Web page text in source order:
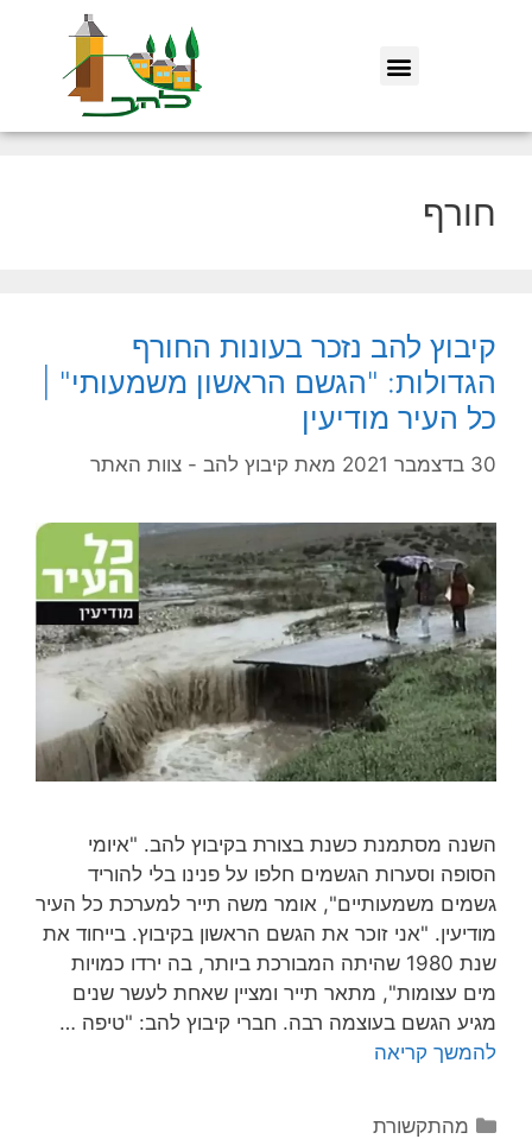
חורף
קיבוץ להב נזכר בעונות החורף
הגדולות: "הגשם הראשון משמעותי" |
כל העיר מודיעין
30 בדצמבר 2021 מאת קיבוץ להב - צוות האתר
השנה מסתמנת כשנת בצורת בקיבוץ להב. "איומי
הסופה וסערות הגשמים חלפו על פנינו בלי להוריד
גשמים משמעותיים", אומר משה תייר למערכת כל העיר
מודיעין. "אני זוכר את הגשם הראשון בקיבוץ. בייחוד את
שנת 1980 שהיתה המבורכת ביותר, בה ירדו כמויות
מים עצומות", מתאר תייר ומציין שאחת לעשר שנים
מגיע הגשם בעוצמה רבה. חברי קיבוץ להב: "טיפה …
להמשך קריאה
מהתקשורת